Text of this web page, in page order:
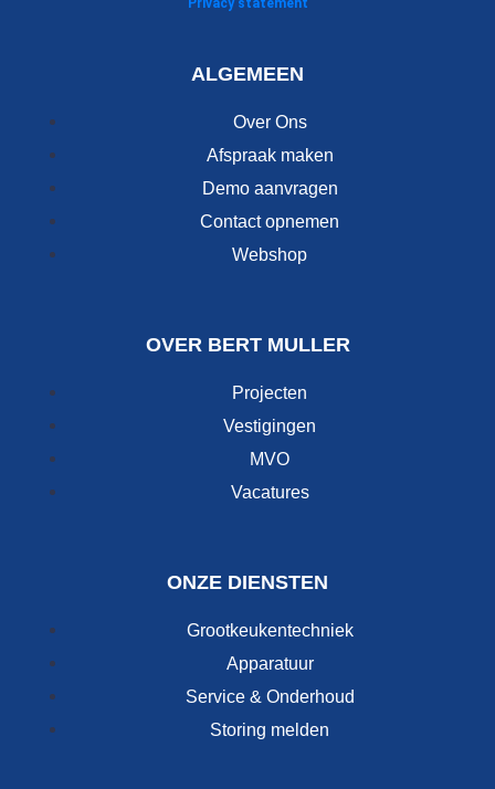
Privacy statement
ALGEMEEN
Over Ons
Afspraak maken
Demo aanvragen
Contact opnemen
Webshop
OVER BERT MULLER
Projecten
Vestigingen
MVO
Vacatures
ONZE DIENSTEN
Grootkeukentechniek
Apparatuur
Service & Onderhoud
Storing melden